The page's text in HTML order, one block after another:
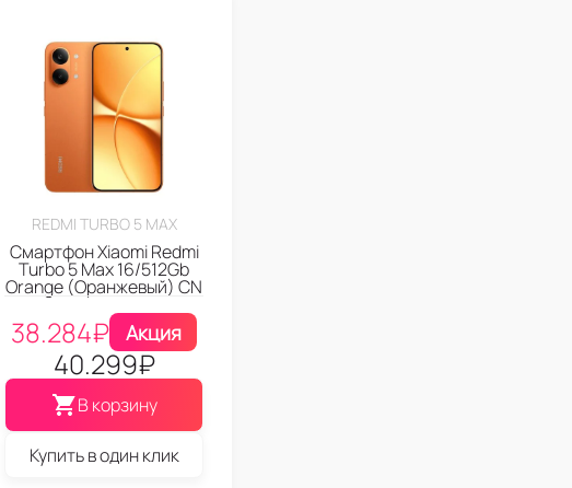
REDMI TURBO 5 MAX
Смартфон Xiaomi Redmi
Turbo 5 Max 16/512Gb
Orange (Оранжевый) CN
38.284₽ Акция
40.299₽
В корзину
Купить в один клик